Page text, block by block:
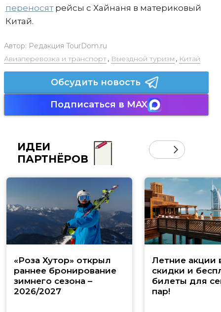
переносятрейсы с Хайнаня в материковый
Китай.
Автор: Редакция TourDom.ru
Авиаперевозка и транспорт, Выездной туризм , Китай
Обсудить новость
Подписаться в MAX
ИДЕИ
ПАРТНЁРОВ
«Роза Хутор» открыл
раннее бронирование
зимнего сезона –
2026/2027
Летние акции
скидки и
билеты для
пар!